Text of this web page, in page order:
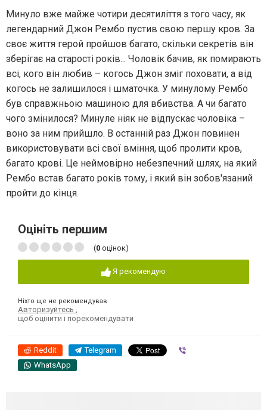
Минуло вже майже чотири десятиліття з того часу, як
легендарний Джон Рембо пустив свою першу кров. За
своє життя герой пройшов багато, скільки секретів він
зберігає на старості років... Чоловік бачив, як помирають
всі, кого він любив – когось Джон зміг поховати, а від
когось не залишилося і шматочка. У минулому Рембо
був справжньою машиною для вбивства. А чи багато
чого змінилося? Минуле ніяк не відпускає чоловіка –
воно за ним прийшло. В останній раз Джон повинен
використовувати всі свої вміння, щоб пролити кров,
багато крові. Це неймовірно небезпечний шлях, на який
Рембо встав багато років тому, і який він зобов'язаний
пройти до кінця.
Оцініть першим
(0 оцінок)
Я рекомендую
Ніхто ще не рекомендував
Авторизуйтесь
щоб оцінити і порекомендувати
Reddit Telegram
WhatsApp